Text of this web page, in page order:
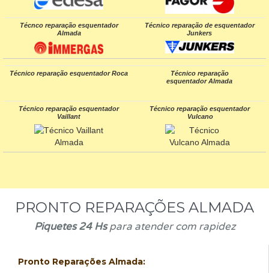
Técnco reparação esquentador
Almada
Técnico reparação de esquentador
Junkers
Técnico reparação esquentador Roca
Técnico reparação
esquentador Almada
Técnico reparação esquentador
Vaillant
Técnico reparação esquentador
Vulcano
PRONTO REPARAÇÕES ALMADA
Piquetes 24 Hspara atender com rapidez
Pronto Reparações Almada: